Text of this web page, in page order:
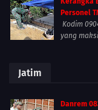
Personel
Kodim
yang
Jatim
Danrem